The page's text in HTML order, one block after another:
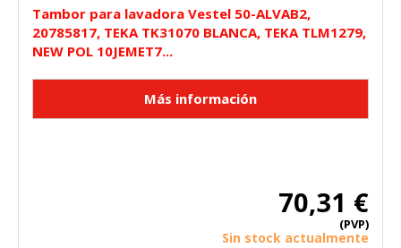
Tambor para lavadora Vestel 50-ALVAB2,
20785817, TEKA TK31070 BLANCA, TEKA TLM1279,
NEW POL 10JEMET7...
70,31 €
(PVP)
Sin stock actualmente
"Configuración de cookies" al pie de la página. También puedes
consultar nuestrapolítica de cookies